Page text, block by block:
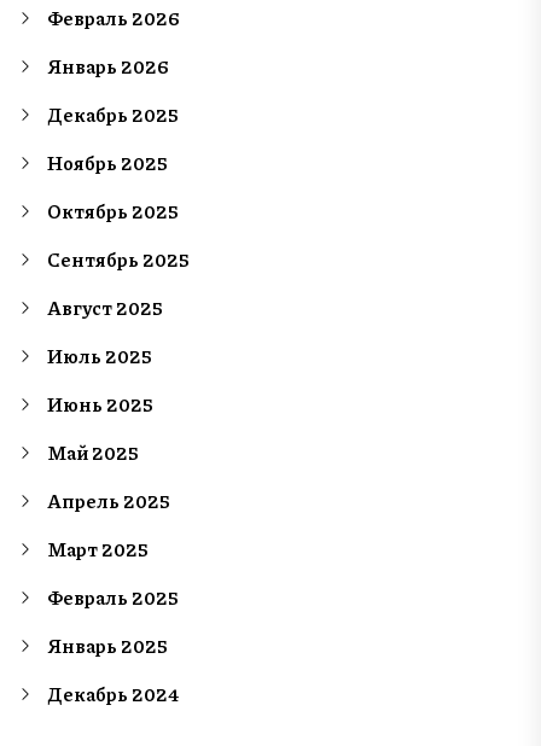
Февраль 2026
Январь 2026
Декабрь 2025
Ноябрь 2025
Октябрь 2025
Сентябрь 2025
Август 2025
Июль 2025
Июнь 2025
Май 2025
Апрель 2025
Март 2025
Февраль 2025
Январь 2025
Декабрь 2024